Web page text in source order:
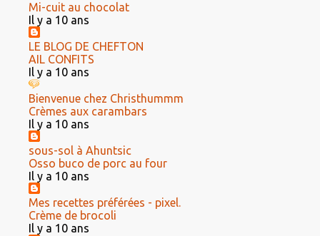
Mi-cuit au chocolat
Il y a 10 ans
LE BLOG DE CHEFTON
AIL CONFITS
Il y a 10 ans
Bienvenue chez Christhummm
Crèmes aux carambars
Il y a 10 ans
sous-sol à Ahuntsic
Osso buco de porc au four
Il y a 10 ans
Mes recettes préférées - pixel.
Crème de brocoli
Il y a 10 ans